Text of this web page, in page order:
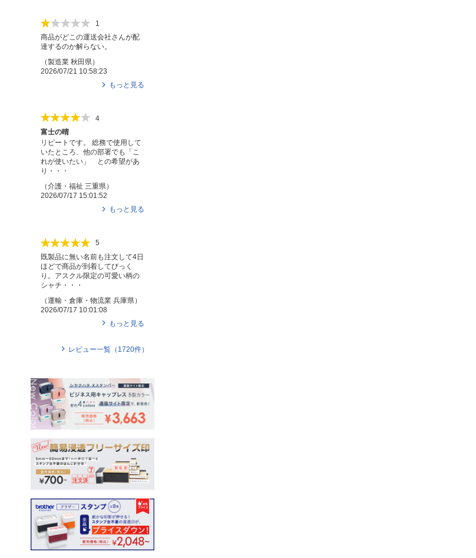
1
商品がどこの運送会社さんが配
達するのか解らない。
（製造業 秋田県 ）
2026/07/21 10:58:23
もっと見る
4
富士の晴
リピートです。 総務で使用して
いたところ、他の部署でも「こ
れが使いたい」 との希望があ
り・・・
（介護・福祉 三重県）
2026/07/17 15:01:52
もっと見る
5
既製品に無い名前も注文して4日
ほどで商品が到着してびっく
り。アスクル限定の可愛い柄の
シャチ・・・
（運輸・倉庫・物流業 兵庫県 ）
2026/07/17 10:01:08
もっと見る
レビュー一覧（ 1720件）